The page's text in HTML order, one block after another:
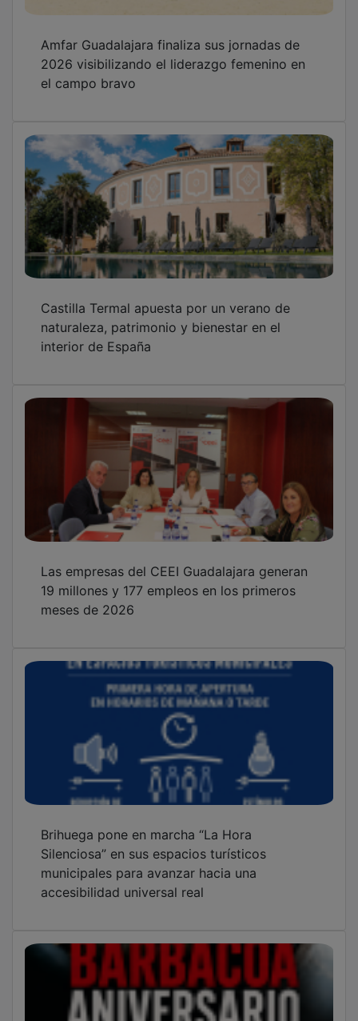
Las empresas del CEEI Guadalajara generan
19 millones y 177 empleos en los primeros
meses de 2026
Brihuega pone en marcha “La Hora
Silenciosa” en sus espacios turísticos
municipales para avanzar hacia una
Matiz del Carnicero celebrará su aniversario
con una barbacoa solidaria a beneficio de